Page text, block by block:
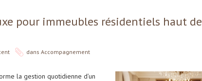
pour immeubles résidentiels haut de
dans Accompagnement
la gestion quotidienne d’un